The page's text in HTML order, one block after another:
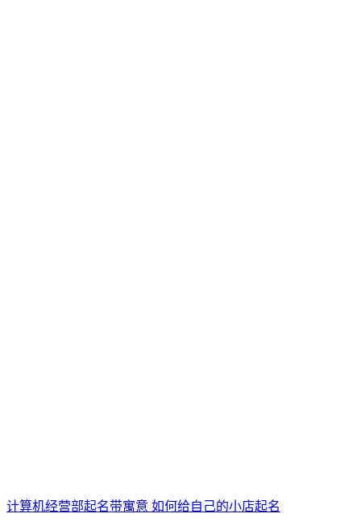
计算机经营部起名带寓意 如何给自己的小店起名